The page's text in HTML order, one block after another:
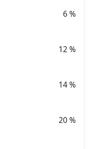
6%
12%
14%
20%